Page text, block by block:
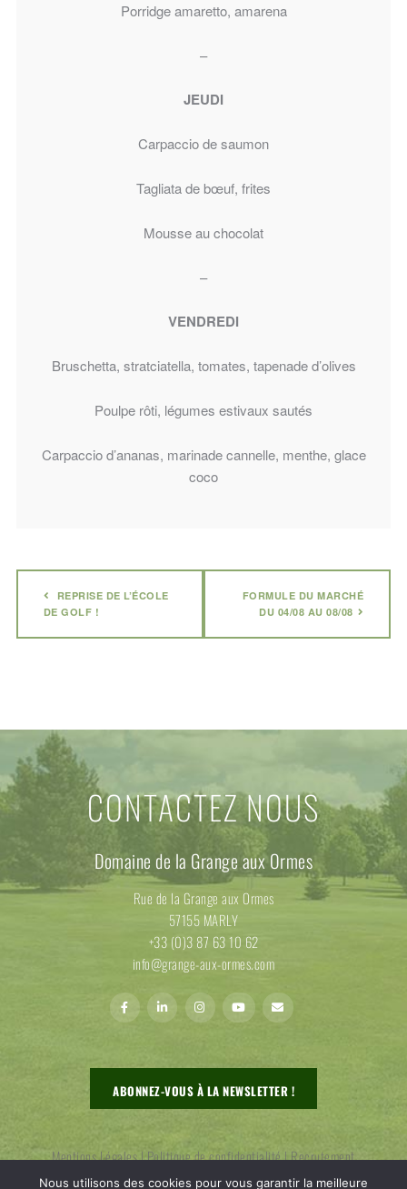
Porridge amaretto, amarena
–
JEUDI
Carpaccio de saumon
Tagliata de bœuf, frites
Mousse au chocolat
–
VENDREDI
Bruschetta, stratciatella, tomates, tapenade d’olives
Poulpe rôti, légumes estivaux sautés
Carpaccio d’ananas, marinade cannelle, menthe, glace
coco
REPRISE DE L’ÉCOLE
DE GOLF !
FORMULE DU MARCHÉ
DU 04/08 AU 08/08
CONTACTEZ NOUS
Domaine de la Grange aux Ormes
Rue de la Grange aux Ormes
57155 MARLY
+33 (0)3 87 63 10 62
info@grange-aux-ormes.com
ABONNEZ-VOUS À LA NEWSLETTER !
Mentions Légales|Politique de confidentialité|Recrutement
Nous utilisons des cookies pour vous garantir la meilleure